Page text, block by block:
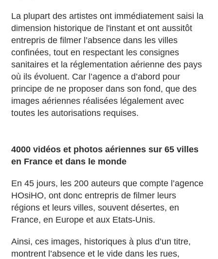
La plupart des artistes ont immédiatement saisi la
dimension historique de l'instant et ont aussitôt
entrepris de filmer l’absence dans les villes
confinées, tout en respectant les consignes
sanitaires et la réglementation aérienne des pays
où ils évoluent. Car l’agence a d’abord pour
principe de ne proposer dans son fond, que des
images aériennes réalisées légalement avec
toutes les autorisations requises.
4000 vidéos et photos aériennes sur 65 villes
en France et dans le monde
En 45 jours, les 200 auteurs que compte l’agence
HOsiHO, ont donc entrepris de filmer leurs
régions et leurs villes, souvent désertes, en
France, en Europe et aux Etats-Unis.
Ainsi, ces images, historiques à plus d’un titre,
montrent l’absence et le vide dans les rues,